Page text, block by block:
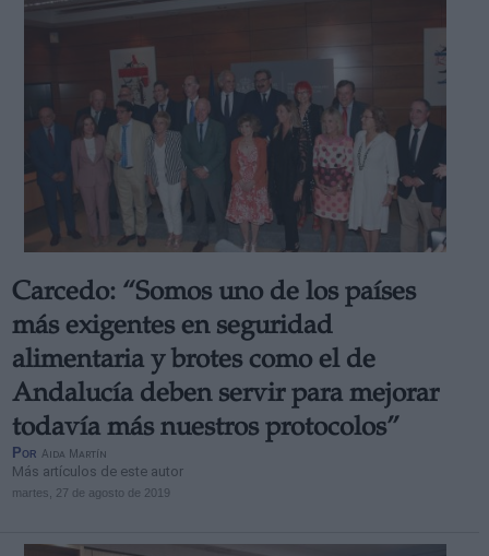
Carcedo: “Somos uno de los países
más exigentes en seguridad
alimentaria y brotes como el de
Andalucía deben servir para mejorar
todavía más nuestros protocolos”
Por Aida Martín
Más artículos de este autor
martes, 27 de agosto de 2019